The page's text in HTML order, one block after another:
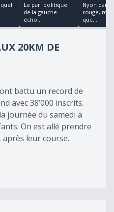
Le pari politique
de la gauche
écho...
Nyon dans
rouge,
que...
20KM DE
battu un record de
avec 38’000 inscrits.
journée du samedi a
On est allé prendre
leur course.